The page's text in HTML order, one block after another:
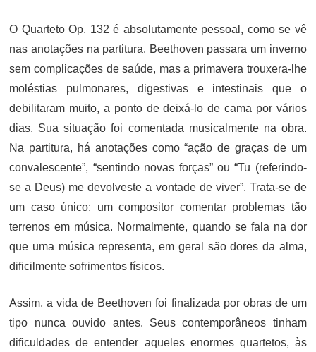
O Quarteto Op. 132 é absolutamente pessoal, como se vê
nas anotações na partitura. Beethoven passara um inverno
sem complicações de saúde, mas a primavera trouxera-lhe
moléstias pulmonares, digestivas e intestinais que o
debilitaram muito, a ponto de deixá-lo de cama por vários
dias. Sua situação foi comentada musicalmente na obra.
Na partitura, há anotações como “ação de graças de um
convalescente”, “sentindo novas forças” ou “Tu (referindo-
se a Deus) me devolveste a vontade de viver”. Trata-se de
um caso único: um compositor comentar problemas tão
terrenos em música. Normalmente, quando se fala na dor
que uma música representa, em geral são dores da alma,
dificilmente sofrimentos físicos.
Assim, a vida de Beethoven foi finalizada por obras de um
tipo nunca ouvido antes. Seus contemporâneos tinham
dificuldades de entender aqueles enormes quartetos, às